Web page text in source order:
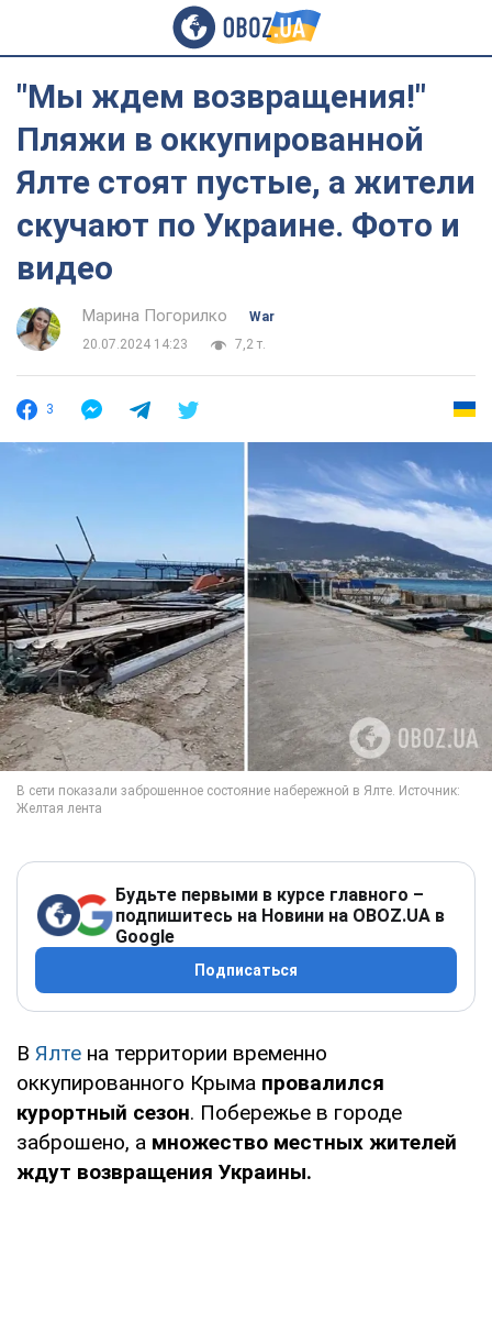
"Мы ждем возвращения!"
Пляжи в оккупированной
Ялте стоят пустые, а жители
скучают по Украине. Фото и
видео
Марина Погорилко
War
20.07.2024 14:23
7,2 т.
3
Будьте первыми в курсе главного –
подпишитесь на Новини на OBOZ.UA в
Google
Подписаться
В Ялте на территории временно
оккупированного Крыма провалился
курортный сезон. Побережье в городе
заброшено, а множество местных жителей
ждут возвращения Украины.